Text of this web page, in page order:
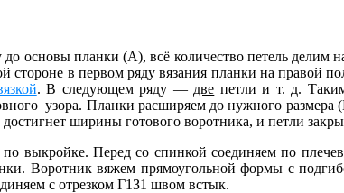
до основы планки (А), всё количество петель делим
в первом ряду вязания планки на правой
. В следующем ряду — две петли и т. д.
узора. Планки расширяем до нужного
ширины готового воротника, и петли
выкройке. Перед со спинкой соединяем по
Воротник вяжем прямоугольной формы с
с отрезком Г1З1 швом встык.